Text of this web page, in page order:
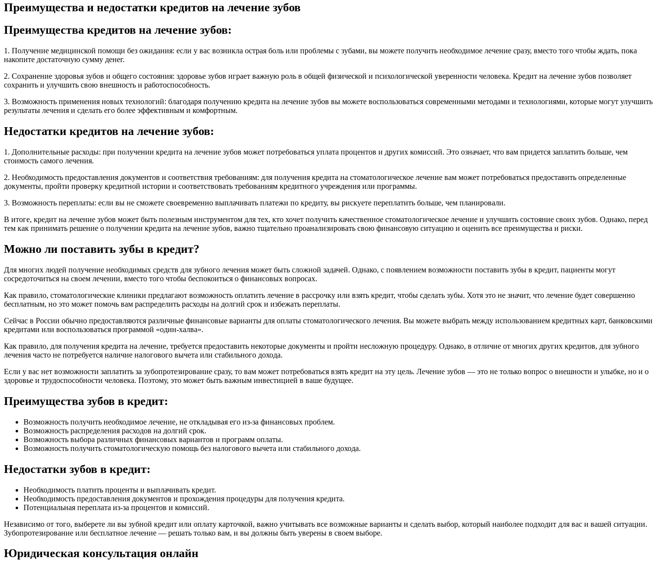
Преимущества и недостатки кредитов на лечение зубов
Преимущества кредитов на лечение зубов:
1. Получение медицинской помощи без ожидания: если у вас возникла острая боль или проблемы с зубами, вы можете получить необходимое лечение сразу, вместо того чтобы ждать, пока
накопите достаточную сумму денег.
2. Сохранение здоровья зубов и общего состояния: здоровье зубов играет важную роль в общей физической и психологической уверенности человека. Кредит на лечение зубов позволяет
сохранить и улучшить свою внешность и работоспособность.
3. Возможность применения новых технологий: благодаря получению кредита на лечение зубов вы можете воспользоваться современными методами и технологиями, которые могут улучшить
результаты лечения и сделать его более эффективным и комфортным.
Недостатки кредитов на лечение зубов:
1. Дополнительные расходы: при получении кредита на лечение зубов может потребоваться уплата процентов и других комиссий. Это означает, что вам придется заплатить больше, чем
стоимость самого лечения.
2. Необходимость предоставления документов и соответствия требованиям: для получения кредита на стоматологическое лечение вам может потребоваться предоставить определенные
документы, пройти проверку кредитной истории и соответствовать требованиям кредитного учреждения или программы.
3. Возможность переплаты: если вы не сможете своевременно выплачивать платежи по кредиту, вы рискуете переплатить больше, чем планировали.
В итоге, кредит на лечение зубов может быть полезным инструментом для тех, кто хочет получить качественное стоматологическое лечение и улучшить состояние своих зубов. Однако, перед
тем как принимать решение о получении кредита на лечение зубов, важно тщательно проанализировать свою финансовую ситуацию и оценить все преимущества и риски.
Можно ли поставить зубы в кредит?
Для многих людей получение необходимых средств для зубного лечения может быть сложной задачей. Однако, с появлением возможности поставить зубы в кредит, пациенты могут
сосредоточиться на своем лечении, вместо того чтобы беспокоиться о финансовых вопросах.
Как правило, стоматологические клиники предлагают возможность оплатить лечение в рассрочку или взять кредит, чтобы сделать зубы. Хотя это не значит, что лечение будет совершенно
бесплатным, но это может помочь вам распределить расходы на долгий срок и избежать переплаты.
Сейчас в России обычно предоставляются различные финансовые варианты для оплаты стоматологического лечения. Вы можете выбрать между использованием кредитных карт, банковскими
кредитами или воспользоваться программой «один-халва».
Как правило, для получения кредита на лечение, требуется предоставить некоторые документы и пройти несложную процедуру. Однако, в отличие от многих других кредитов, для зубного
лечения часто не потребуется наличие налогового вычета или стабильного дохода.
Если у вас нет возможности заплатить за зубопротезирование сразу, то вам может потребоваться взять кредит на эту цель. Лечение зубов — это не только вопрос о внешности и улыбке, но и о
здоровье и трудоспособности человека. Поэтому, это может быть важным инвестицией в ваше будущее.
Преимущества зубов в кредит:
Возможность получить необходимое лечение, не откладывая его из-за финансовых проблем.
Возможность распределения расходов на долгий срок.
Возможность выбора различных финансовых вариантов и программ оплаты.
Возможность получить стоматологическую помощь без налогового вычета или стабильного дохода.
Недостатки зубов в кредит:
Необходимость платить проценты и выплачивать кредит.
Необходимость предоставления документов и прохождения процедуры для получения кредита.
Потенциальная переплата из-за процентов и комиссий.
Независимо от того, выберете ли вы зубной кредит или оплату карточкой, важно учитывать все возможные варианты и сделать выбор, который наиболее подходит для вас и вашей ситуации.
Зубопротезирование или бесплатное лечение — решать только вам, и вы должны быть уверены в своем выборе.
Юридическая консультация онлайн